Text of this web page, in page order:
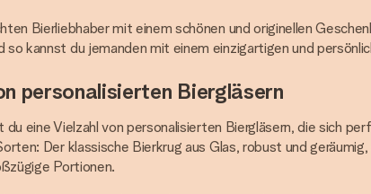
Bierliebhaber mit einem schönen und originellen
so kannst du jemanden mit einem einzigartigen und
personalisierten Biergläsern
eine Vielzahl von personalisierten Biergläsern, die sich
Der klassische Bierkrug aus Glas, robust und
Portionen.